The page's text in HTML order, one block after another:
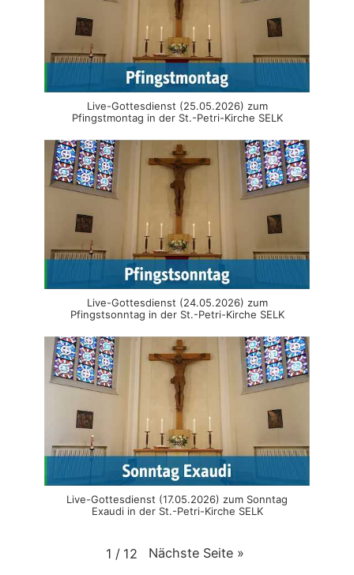
Live-Gottesdienst (25.05.2026) zum
Pfingstmontag in der St.-Petri-Kirche SELK
Live-Gottesdienst (24.05.2026) zum
Pfingstsonntag in der St.-Petri-Kirche SELK
Live-Gottesdienst (17.05.2026) zum Sonntag
Exaudi in der St.-Petri-Kirche SELK
1 / 12 Nächste Seite »